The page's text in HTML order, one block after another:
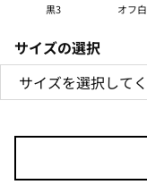
黒3 オフ
サイズの選択